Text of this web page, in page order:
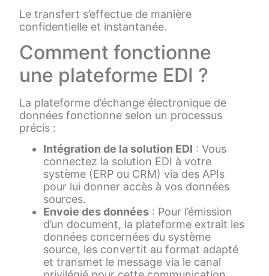
Le transfert s’effectue de manière
confidentielle et instantanée.
Comment fonctionne
une plateforme EDI ?
La plateforme d’échange électronique de
données fonctionne selon un processus
précis :
Intégration de la solution EDI : Vous
connectez la solution EDI à votre
système (ERP ou CRM) via des APIs
pour lui donner accès à vos données
sources.
Envoie des données : Pour l’émission
d’un document, la plateforme extrait les
données concernées du système
source, les convertit au format adapté
et transmet le message via le canal